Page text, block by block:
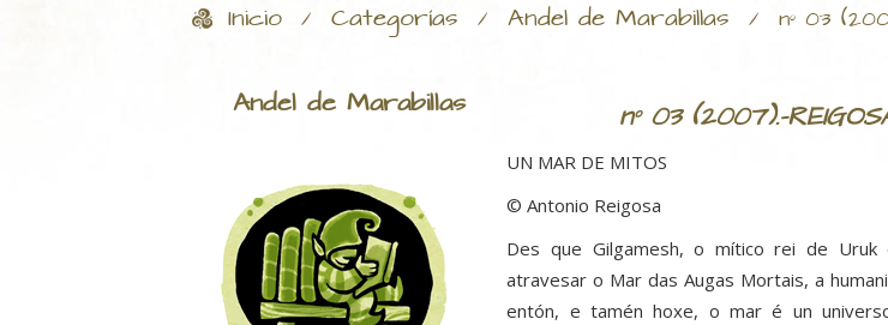
Inicio / Categorías / Andel de Marabillas / nº 03
Andel de Marabillas nº 03 (2007).-
UN MAR DE MITOS
© Antonio Reigosa
Des que Gilgamesh, o mítico rei de Uruk
atravesar o Mar das Augas Mortais, a
entón, e tamén hoxe, o mar é un